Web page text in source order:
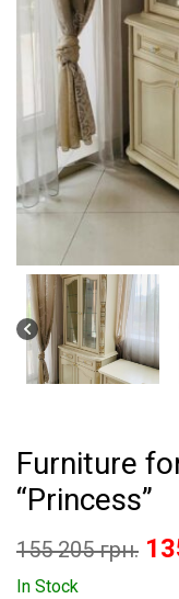
Furniture
“Princess”
155 205грн.
In Stock